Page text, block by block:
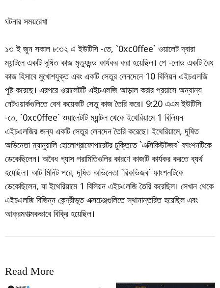
ঘটনার সময়রেখা
১৩ ই জুন সকাল ৮:৩২ এ ইউটিসি -তে, `0xc0ffee` ওয়ালেট দ্বারা
ম্যান্টলে একটি দূষিত কাজ মৃত্যুদন্ড কার্যকর করা হয়েছিল। পে -লোড একটি বৈধ
কাজ হিসাবে মুখোশযুক্ত এবং একটি সেতুর লেনদেনে 10 বিলিয়ন এইচএলজি
পুষ্ট করেছে। এরপরে ওয়ালেটটি এইচএলজি আড়াল করার প্রয়াসে অন্যান্য
নেটওয়ার্কগুলিতে বেশ কয়েকটি সেতু কাজ তৈরি করে। 9:20 এএম ইউটিসি
-তে, `0xc0ffee` ওয়ালেটটি ম্যান্টল থেকে ইথেরিয়ামে 1 বিলিয়ন
এইচএলজির জন্য একটি সেতুর লেনদেন তৈরি করেছে। ইথেরিয়ামে, দূষিত
অভিনেতা ম্যানুয়ালি হোলোগ্রাফোপারেটর চুক্তিতে `এক্সিকিউটজব` ফাংশনটিকে
ডেকেছিলেন। অবৈধ গ্যাস পরামিতিগুলির কারণে কাজটি কার্যকর করতে ব্যর্থ
হয়েছিল। আট মিনিট পরে, দূষিত অভিনেতা `রিকভিজব` ফাংশনটিকে
ডেকেছিলেন, যা ইথেরিয়ামে 1 বিলিয়ন এইচএলজি তৈরি করেছিল। সেখান থেকে
এইচএলজি বিভিন্ন কেন্দ্রীভূত এক্সচেঞ্জগুলিতে স্থানান্তরিত হয়েছিল এবং
আক্রমণাত্মকভাবে বিক্রি হয়েছিল।
Read More